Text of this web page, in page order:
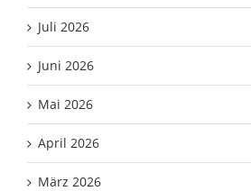
Juli 2026
Juni 2026
Mai 2026
April 2026
März 2026